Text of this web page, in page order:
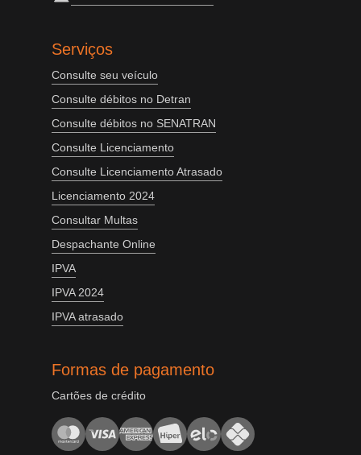
Serviços
Consulte seu veículo
Consulte débitos no Detran
Consulte débitos no SENATRAN
Consulte Licenciamento
Consulte Licenciamento Atrasado
Licenciamento 2024
Consultar Multas
Despachante Online
IPVA
IPVA 2024
IPVA atrasado
Formas de pagamento
Cartões de crédito